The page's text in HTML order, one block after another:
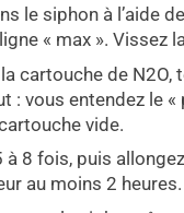
le siphon à l’aide
« max ». Vissez
cartouche de N2O,
: vous entendez le «
vide.
à 8 fois, puis
au moins 2 heures.